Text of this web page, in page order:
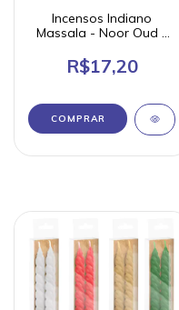
Incensos Indiano
Massala - Noor Oud -
R$17,20
COMPRAR